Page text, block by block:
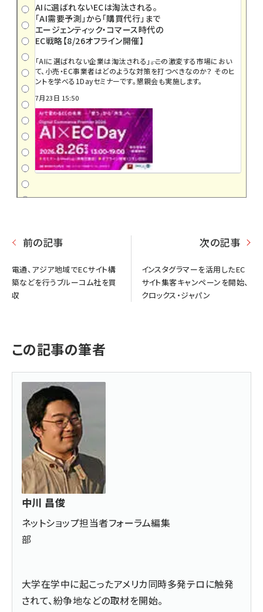
AIに選ばれないECは淘汰される。
「AI需要予測」から「購買代行」まで
エージェンティック・コマース時代の
EC戦略【8/26オフライン開催】
「AIに選ばれない企業は淘汰される」――。この激変する市場におい
て、小売・EC事業者はどのような対策を打つべきなのか？ そのヒ
ントを学べる1Dayセミナーです。懇親会も実施します。
7月23日 15:50
前の記事
電通、アジア地域でECサイト構
築などを行うブルーコム社を買
収
次の記事
インスタグラマーを活用したEC
サイト集客キャンペーンを開始、
クロックス・ジャパン
この記事の筆者
中川 昌俊
ネットショップ担当者フォーラム編集
部
大学在学中に起こったアメリカ同時多発テロに触発
されて、紛争地などの取材を開始。